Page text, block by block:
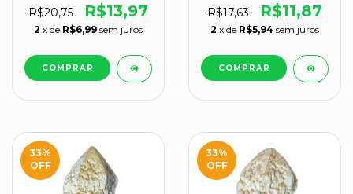
g
R$20,75 R$13,97
2 x de R$6,99 sem juros
g
R$17,63 R$11,87
2 x de R$5,94 sem juros
33%
OFF
33%
OFF